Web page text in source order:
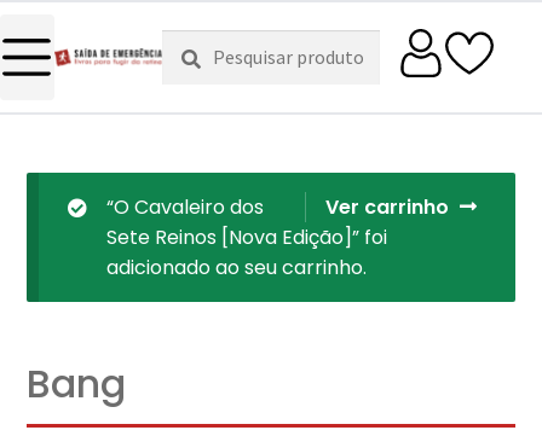
Pesquisar
por:
Pesquisa
Ver carrinho
“O Cavaleiro dos
Sete Reinos [Nova Edição]” foi
adicionado ao seu carrinho.
Bang